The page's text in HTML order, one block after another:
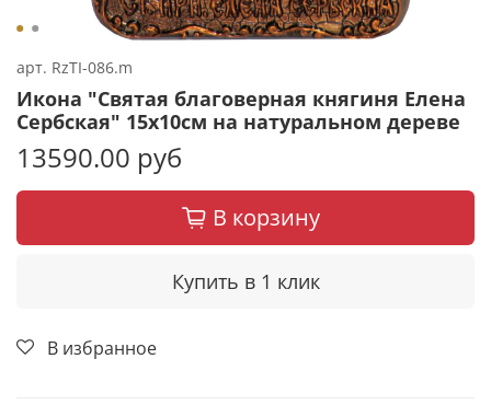
арт. RzTI-086.m
Икона "Святая благоверная княгиня Елена
Сербская" 15х10см на натуральном дереве
13590.00 руб
В корзину
Купить в 1 клик
В избранное